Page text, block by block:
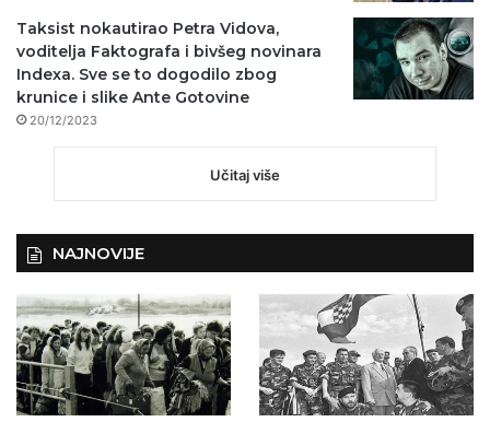
Taksist nokautirao Petra Vidova,
voditelja Faktografa i bivšeg novinara
Indexa. Sve se to dogodilo zbog
krunice i slike Ante Gotovine
20/12/2023
Učitaj više
NAJNOVIJE